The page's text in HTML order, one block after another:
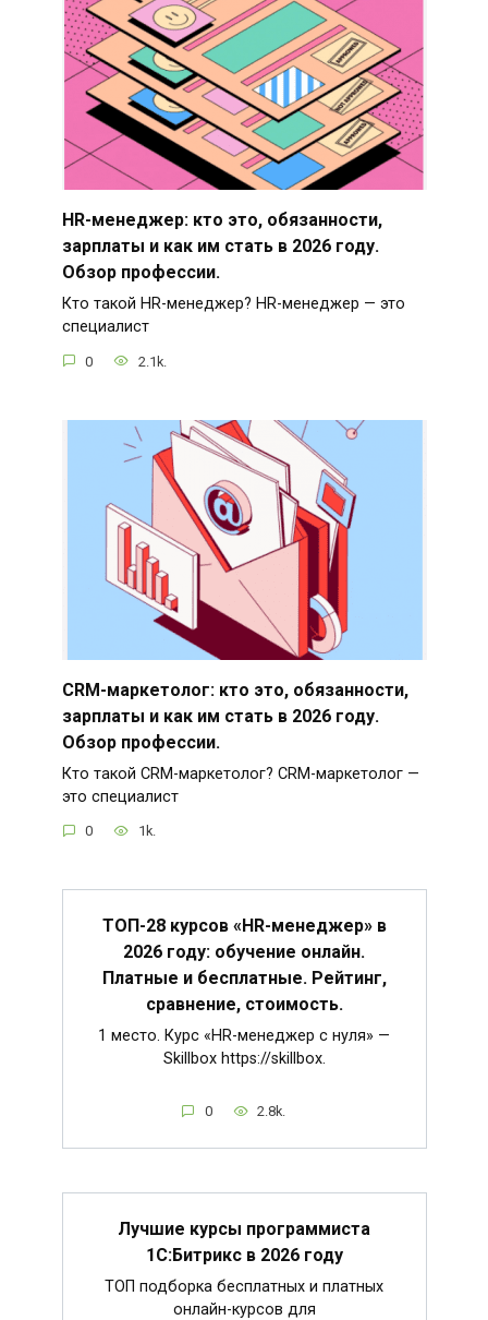
HR-менеджер: кто это, обязанности,
зарплаты и как им стать в 2026 году.
Обзор профессии.
Кто такой HR-менеджер? HR-менеджер — это
специалист
0 2.1k.
CRM-маркетолог: кто это, обязанности,
зарплаты и как им стать в 2026 году.
Обзор профессии.
Кто такой CRM-маркетолог? CRM-маркетолог —
это специалист
0 1k.
ТОП-28 курсов «HR-менеджер» в
2026 году: обучение онлайн.
Платные и бесплатные. Рейтинг,
сравнение, стоимость.
1 место. Курс «HR-менеджер с нуля» —
Skillbox https://skillbox.
0 2.8k.
Лучшие курсы программиста
1С:Битрикс в 2026 году
ТОП подборка бесплатных и платных
онлайн-курсов для